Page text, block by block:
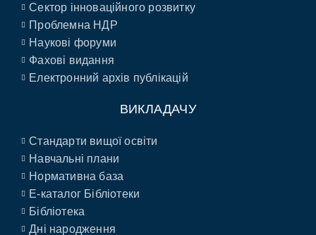
Сектор інноваційного розвитку
Проблемна НДР
Наукові форуми
Фахові видання
Електронний архів публікацій
ВИКЛАДАЧУ
Стандарти вищої освіти
Навчальні плани
Нормативна база
E-каталог Бібліотеки
Бібліотека
Дні народження